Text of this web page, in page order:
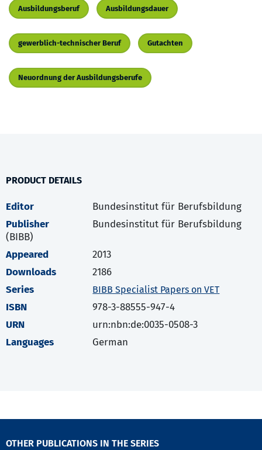
Ausbildungsberuf Ausbildungsdauer
gewerblich-technischer Beruf Gutachten
Neuordnung der Ausbildungsberufe
PRODUCT DETAILS
Editor
Bundesinstitut für Berufsbildung
Publisher
Bundesinstitut für Berufsbildung
(BIBB)
Appeared
2013
Downloads
2186
Series
BIBB Specialist Papers on VET
ISBN
978-3-88555-947-4
URN
urn:nbn:de:0035-0508-3
Languages
German
OTHER PUBLICATIONS IN THE SERIES